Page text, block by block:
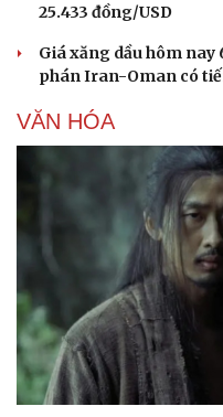
25.433 đồng/USD
Giá xăng dầu hôm nay
phán Iran-Oman có
VĂN HÓA